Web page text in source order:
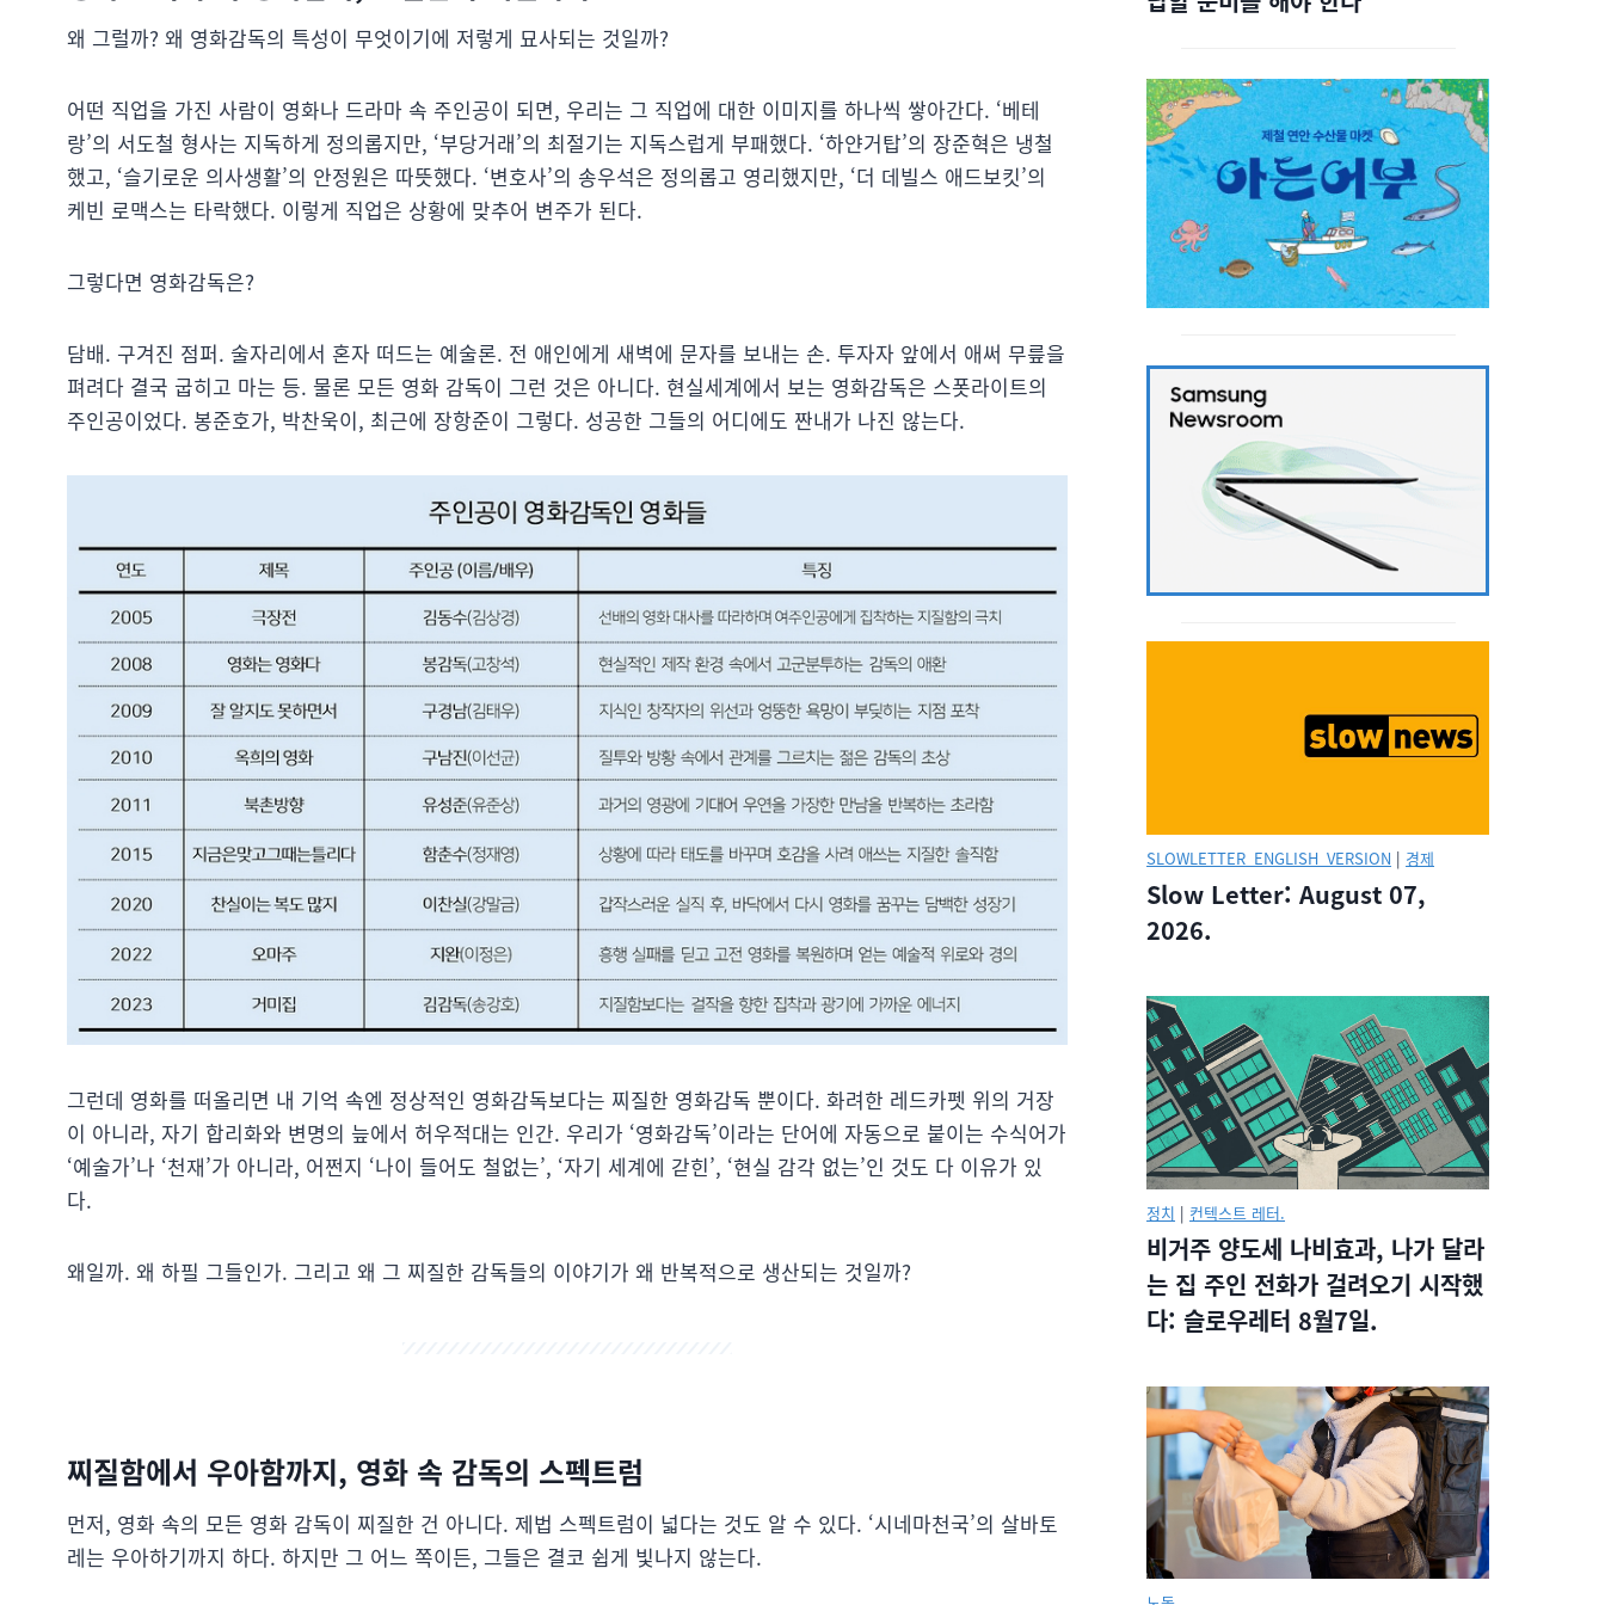
왜 그럴까? 왜 영화감독의 특성이 무엇이기에 저렇게 묘사되는 것일까?
어떤 직업을 가진 사람이 영화나 드라마 속 주인공이 되면, 우리는 그 직업에 대한 이미지를 하나씩 쌓아간다. ‘베테
랑’의 서도철 형사는 지독하게 정의롭지만, ‘부당거래’의 최절기는 지독스럽게 부패했다. ‘하얀거탑’의 장준혁은 냉철
했고, ‘슬기로운 의사생활’의 안정원은 따뜻했다. ‘변호사’의 송우석은 정의롭고 영리했지만, ‘더 데빌스 애드보킷’의
케빈 로맥스는 타락했다. 이렇게 직업은 상황에 맞추어 변주가 된다.
그렇다면 영화감독은?
담배. 구겨진 점퍼. 술자리에서 혼자 떠드는 예술론. 전 애인에게 새벽에 문자를 보내는 손. 투자자 앞에서 애써 무릎을
펴려다 결국 굽히고 마는 등. 물론 모든 영화 감독이 그런 것은 아니다. 현실세계에서 보는 영화감독은 스폿라이트의
주인공이었다. 봉준호가, 박찬욱이, 최근에 장항준이 그렇다. 성공한 그들의 어디에도 짠내가 나진 않는다.
그런데 영화를 떠올리면 내 기억 속엔 정상적인 영화감독보다는 찌질한 영화감독 뿐이다. 화려한 레드카펫 위의 거장
이 아니라, 자기 합리화와 변명의 늪에서 허우적대는 인간. 우리가 ‘영화감독’이라는 단어에 자동으로 붙이는 수식어가
‘예술가’나 ‘천재’가 아니라, 어쩐지 ‘나이 들어도 철없는’, ‘자기 세계에 갇힌’, ‘현실 감각 없는’인 것도 다 이유가 있
다.
왜일까. 왜 하필 그들인가. 그리고 왜 그 찌질한 감독들의 이야기가 왜 반복적으로 생산되는 것일까?
찌질함에서 우아함까지, 영화 속 감독의 스펙트럼
먼저, 영화 속의 모든 영화 감독이 찌질한 건 아니다. 제법 스펙트럼이 넓다는 것도 알 수 있다. ‘시네마천국’의 살바토
레는 우아하기까지 하다. 하지만 그 어느 쪽이든, 그들은 결코 쉽게 빛나지 않는다.
SLOWLETTER_ENGLISH_VERSION | 경제
Slow Letter: August 07,
2026.
정치 | 컨텍스트 레터.
비거주 양도세 나비효과, 나가 달라
는 집 주인 전화가 걸려오기 시작했
다: 슬로우레터 8월7일.